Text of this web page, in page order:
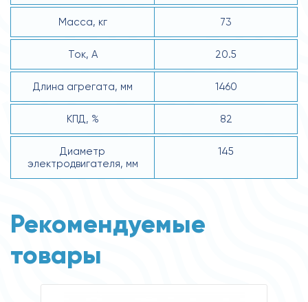
Масса, кг 73
Ток, А 20.5
Длина агрегата, мм 1460
КПД, % 82
Диаметр
электродвигателя, мм
145
Рекомендуемые
товары